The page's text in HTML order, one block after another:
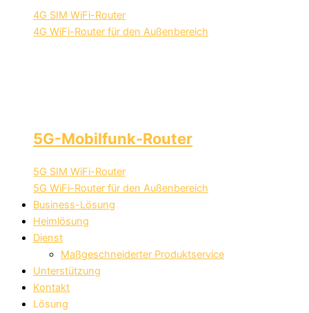
4G SIM WiFi-Router
4G WiFi-Router für den Außenbereich
5G-Mobilfunk-Router
5G SIM WiFi-Router
5G WiFi-Router für den Außenbereich
Business-Lösung
Heimlösung
Dienst
Maßgeschneiderter Produktservice
Unterstützung
Kontakt
Lösung